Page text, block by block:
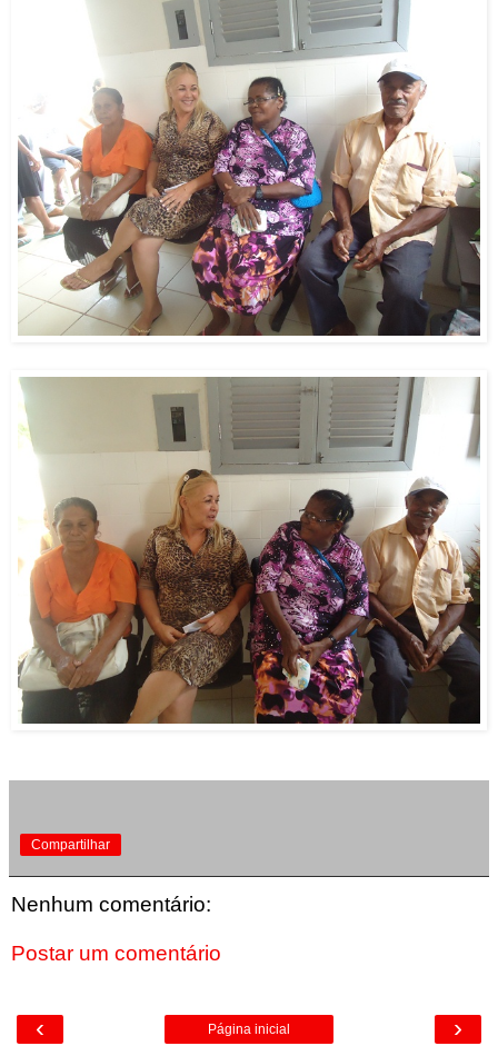
Compartilhar
Nenhum comentário:
Postar um comentário
‹ ›
Página inicial